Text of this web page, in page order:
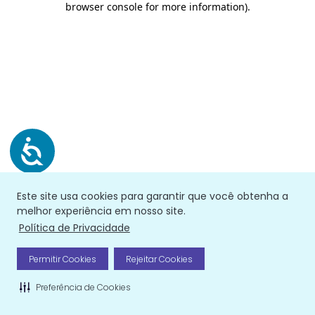
Este site usa cookies para garantir que você obtenha a
melhor experiência em nosso site.
Política de Privacidade
Permitir Cookies Rejeitar Cookies
Preferência de Cookies
browser console for more information).